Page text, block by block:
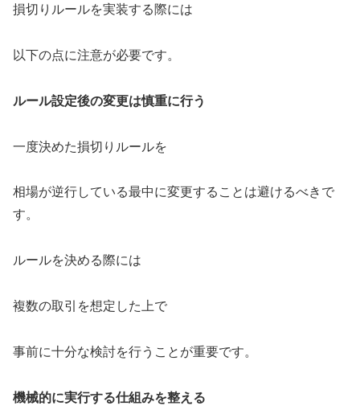
損切りルールを実装する際には
以下の点に注意が必要です。
ルール設定後の変更は慎重に行う
一度決めた損切りルールを
相場が逆行している最中に変更することは避けるべきで
す。
ルールを決める際には
複数の取引を想定した上で
事前に十分な検討を行うことが重要です。
機械的に実行する仕組みを整える